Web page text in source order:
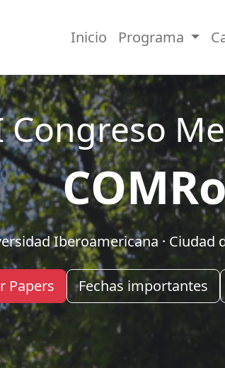
Inicio Programa
Congreso
Iberoamericana · Ciudad
Papers Fechas importantes